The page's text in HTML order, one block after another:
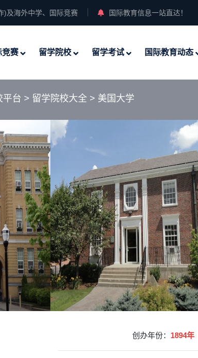
)及海外中学、国际竞赛 国际教育信息一站直达！
竞赛 留学院校 留学考试 国际教育动态
平台 > 留学院校大全 > 美国大学
创办年份： 1894年